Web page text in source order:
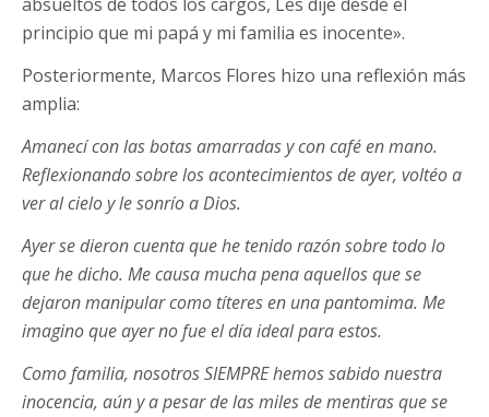
principio que mi papá y mi familia es inocente».
Posteriormente, Marcos Flores hizo una reflexión más
amplia:
Amanecí con las botas amarradas y con café en mano.
Reflexionando sobre los acontecimientos de ayer, voltéo a
ver al cielo y le sonrío a Dios.
Ayer se dieron cuenta que he tenido razón sobre todo lo
que he dicho. Me causa mucha pena aquellos que se
dejaron manipular como títeres en una pantomima. Me
imagino que ayer no fue el día ideal para estos.
Como familia, nosotros SIEMPRE hemos sabido nuestra
inocencia, aún y a pesar de las miles de mentiras que se